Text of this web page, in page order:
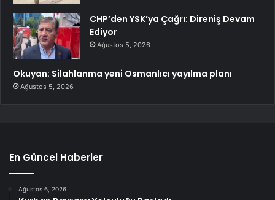
CHP’den YSK’ya Çağrı: Direniş Devam
Ediyor
Ağustos 5, 2026
Okuyan: Silahlanma yeni Osmanlıcı yayılma planı
Ağustos 5, 2026
En Güncel Haberler
Ağustos 6, 2026